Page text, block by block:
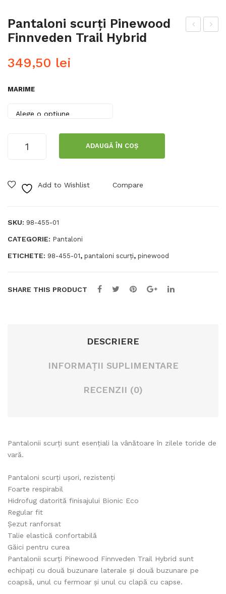
Pantaloni scurți Pinewood
Finnveden Trail Hybrid
349,50 lei
MARIME
Pantaloni
Finnveden
ADAUGĂ ÎN COȘ
Add to Wishlist Compare
SKU: 98-455-01
CATEGORIE: Pantaloni
ETICHETE: 98-455-01, pantaloni scurți, pinewood
SHARE THIS PRODUCT
DESCRIERE
INFORMAȚII SUPLIMENTARE
RECENZII (0)
Pantalonii scurți sunt esențiali la vânătoare în zilele toride de
vară.
Pantaloni scurți ușori, rezistenți
Foarte respirabil
Hidrofug datorită finisajului Bionic Eco
Regular fit
Șezut ranforsat
Talie elastică confortabilă
Găici pentru curea
Pantalonii scurți Pinewood Finnveden Trail Hybrid sunt
echipați cu două buzunare laterale și două buzunare pe
coapsă, unul cu fermoar și unul cu clapă cu capse.